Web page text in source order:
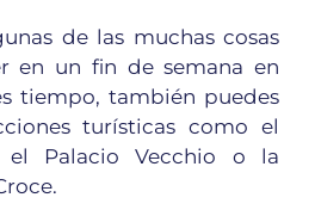
de las muchas cosas
en un fin de semana en
tiempo, también puedes
turísticas como el
el Palacio Vecchio o la